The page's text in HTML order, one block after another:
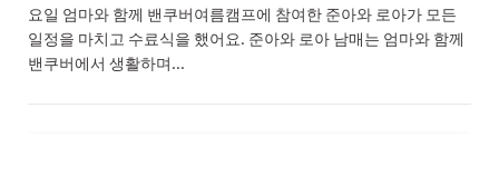
요일 엄마와 함께 밴쿠버여름캠프에 참여한 준아와 로아가 모든
일정을 마치고 수료식을 했어요. 준아와 로아 남매는 엄마와 함께
밴쿠버에서 생활하며…